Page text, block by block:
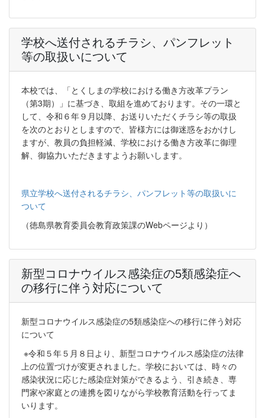
学校へ送付されるチラシ、パンフレット
等の取扱いについて
本校では、「とくしまの学校における働き方改革プラン
（第3期）」に基づき、取組を進めております。その一環と
して、令和６年９月以降、お送りいただくチラシ等の取扱
を次のとおりとしますので、皆様方には御迷惑をおかけし
ますが、教員の負担軽減、学校における働き方改革に御理
解、御協力いただきますようお願いします。
県立学校へ送付されるチラシ、パンフレット等の取扱いに
ついて
（徳島県教育委員会教育政策課のWebページより）
新型コロナウイルス感染症の5類感染症へ
の移行に伴う対応について
新型コロナウイルス感染症の5類感染症への移行に伴う対応
について
※令和５年５月８日より、新型コロナウイルス感染症の法律
上の位置づけが変更されました。学校においては、時々の
感染状況に応じた感染症対策ができるよう、引き続き、専
門家や家庭との連携を図りながら学校教育活動を行ってま
いります。